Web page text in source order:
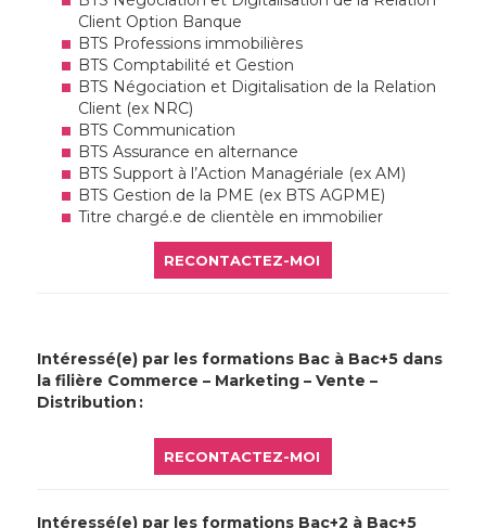
Client Option Banque
BTS Professions immobilières
BTS Comptabilité et Gestion
BTS Négociation et Digitalisation de la Relation
Client (ex NRC)
BTS Communication
BTS Assurance en alternance
BTS Support à l’Action Managériale (ex AM)
BTS Gestion de la PME (ex BTS AGPME)
Titre chargé.e de clientèle en immobilier
RECONTACTEZ-MOI
Intéressé(e) par les formations Bac à Bac+5 dans
la filière Commerce – Marketing – Vente –
Distribution :
RECONTACTEZ-MOI
Intéressé(e) par les formations Bac+2 à Bac+5